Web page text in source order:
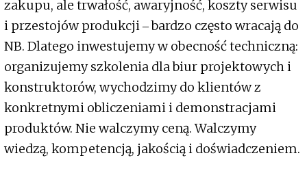
zakupu, ale trwałość, awaryjność, koszty serwisu
i przestojów produkcji ‒ bardzo często wracają do
NB. Dlatego inwestujemy w obecność techniczną:
organizujemy szkolenia dla biur projektowych i
konstruktorów, wychodzimy do klientów z
konkretnymi obliczeniami i demonstracjami
produktów. Nie walczymy ceną. Walczymy
wiedzą, kompetencją, jakością i doświadczeniem.